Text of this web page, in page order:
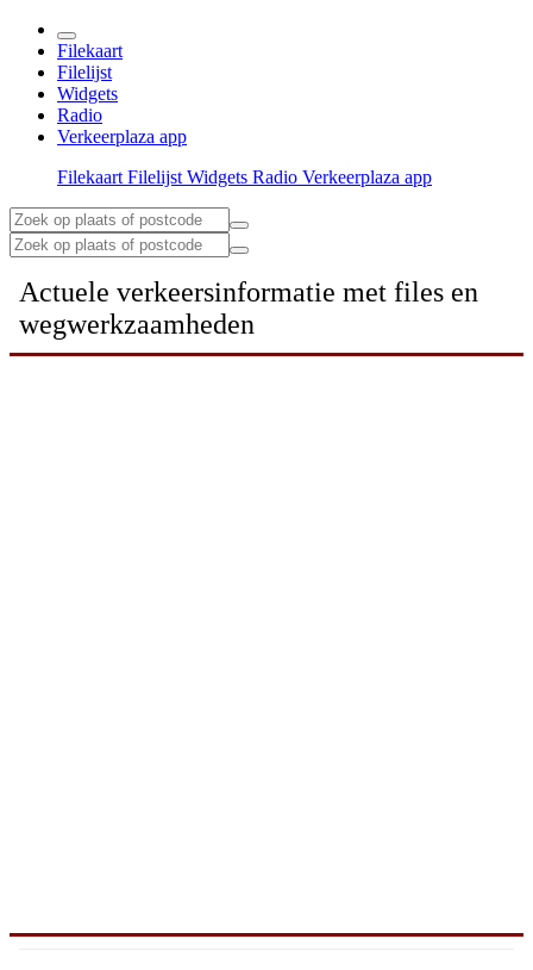
Filekaart
Filelijst
Widgets
Radio
Verkeerplaza app
Filekaart Filelijst Widgets Radio Verkeerplaza app
Actuele verkeersinformatie met files en
wegwerkzaamheden